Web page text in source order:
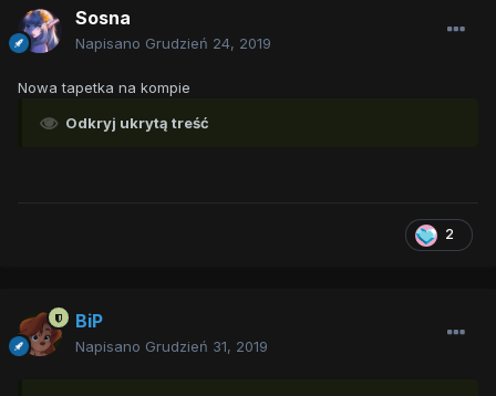
Sosna
Napisano Grudzień 24, 2019
Nowa tapetka na kompie
Odkryj ukrytą treść
2
BiP
Napisano Grudzień 31, 2019